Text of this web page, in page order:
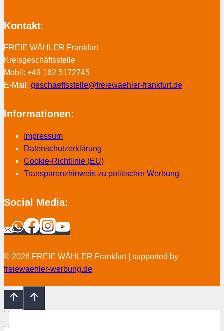
Kontakt:
FREIE WÄHLER Frankfurt
Kreisgeschäftsstelle
Mobil: +49 162 5172745
E-Mail: geschaeftsstelle@freiewaehler-frankfurt.de
Informationen:
Impressum
Datenschutzerklärung
Cookie-Richtlinie (EU)
Transparenzhinweis zu politischer Werbung
Social Media:
© 2026 FREIE WÄHLER Frankfurt | supported by
freiewaehler-werbung.de